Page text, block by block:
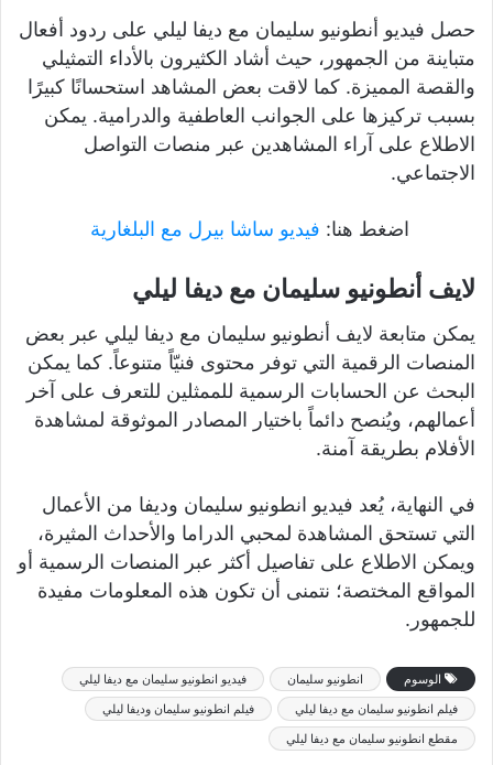
حصل فيديو أنطونيو سليمان مع ديفا ليلي على ردود أفعال
متباينة من الجمهور، حيث أشاد الكثيرون بالأداء التمثيلي
والقصة المميزة. كما لاقت بعض المشاهد استحسانًا كبيرًا
بسبب تركيزها على الجوانب العاطفية والدرامية. يمكن
الاطلاع على آراء المشاهدين عبر منصات التواصل
الاجتماعي.
اضغط هنا: فيديو ساشا بيرل مع البلغارية
لايف أنطونيو سليمان مع ديفا ليلي
يمكن متابعة لايف أنطونيو سليمان مع ديفا ليلي عبر بعض
المنصات الرقمية التي توفر محتوى فنيّاً متنوعاً. كما يمكن
البحث عن الحسابات الرسمية للممثلين للتعرف على آخر
أعمالهم، ويُنصح دائماً باختيار المصادر الموثوقة لمشاهدة
الأفلام بطريقة آمنة.
في النهاية، يُعد فيديو انطونيو سليمان وديفا من الأعمال
التي تستحق المشاهدة لمحبي الدراما والأحداث المثيرة،
ويمكن الاطلاع على تفاصيل أكثر عبر المنصات الرسمية أو
المواقع المختصة؛ نتمنى أن تكون هذه المعلومات مفيدة
للجمهور.
الوسوم انطونيو سليمان
فيديو انطونيو سليمان مع ديفا ليلي
فيلم انطونيو سليمان مع ديفا ليلي
فيلم انطونيو سليمان وديفا ليلي
مقطع انطونيو سليمان مع ديفا ليلي